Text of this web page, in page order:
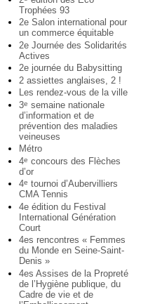
Trophées 93
2e Salon international pour
un commerce équitable
2e Journée des Solidarités
Actives
2e journée du Babysitting
2 assiettes anglaises, 2 !
Les rendez-vous de la ville
3e semaine nationale
d’information et de
prévention des maladies
veineuses
Métro
4e concours des Flèches
d’or
4e tournoi d’Aubervilliers
CMA Tennis
4e édition du Festival
International Génération
Court
4es rencontres « Femmes
du Monde en Seine-Saint-
Denis »
4es Assises de la Propreté
de l’Hygiène publique, du
Cadre de vie et de